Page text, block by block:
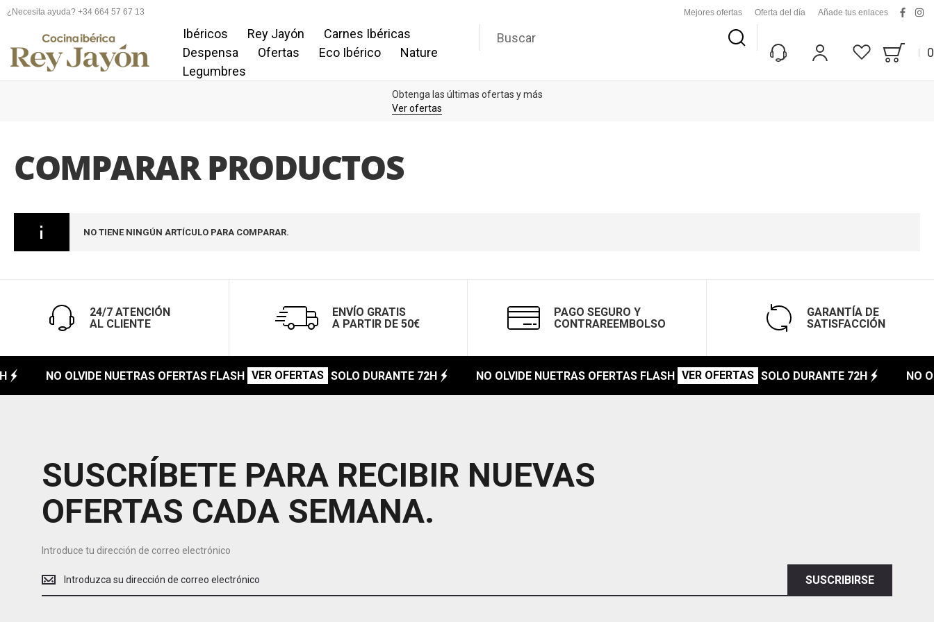
¿Necesita ayuda? +34 664 57 67 13 Mejores ofertas Oferta del día Añade tus enlaces
Ibéricos Rey Jayón
Carnes Ibéricas
Despensa
Ofertas Eco Ibérico
Nature
Legumbres
Mi CuentaLista De Deseos
Bag0
Obtenga las últimas ofertas y más
Ver ofertas
COMPARAR PRODUCTOS
NO TIENE NINGÚN ARTÍCULO PARA COMPARAR.
24/7 ATENCIÓN
AL CLIENTE
ENVÍO GRATIS
A PARTIR DE 50€
PAGO SEGURO Y
CONTRAREEMBOLSO
GARANTÍA DE
SATISFACCIÓN
NO OLVIDE NUETRAS OFERTAS FLASH VER OFERTAS SOLO DURANTE 72H NO OLVIDE NUETRAS OFERTAS FLASH VER OFERTAS SOLO DURANTE 72H NO
SUSCRÍBETE PARA RECIBIR NUEVAS
OFERTAS CADA SEMANA.
Introduce tu dirección de correo electrónico
tu
dirección
SUSCRIBIRSE